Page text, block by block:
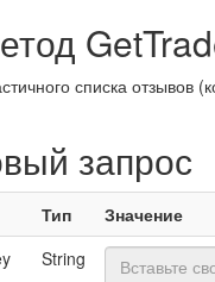
списка отзывов
запрос
Тип
Значение
String